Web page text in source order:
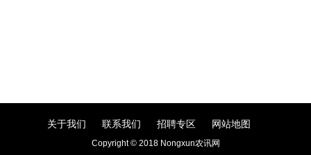
关于我们 联系我们 招聘专区 网站地图
Copyright © 2018 Nongxun农讯网